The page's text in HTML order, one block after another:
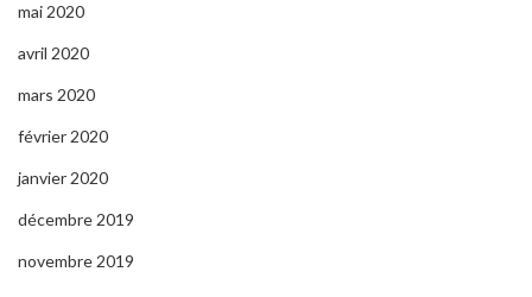
mai 2020
avril 2020
mars 2020
février 2020
janvier 2020
décembre 2019
novembre 2019